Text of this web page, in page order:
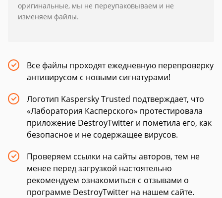
оригинальные, мы не переупаковываем и не
изменяем файлы.
Все файлы проходят ежедневную перепроверку
антивирусом с новыми сигнатурами!
Логотип Kaspersky Trusted подтверждает, что
«Лаборатория Касперского» протестировала
приложение DestroyTwitter и пометила его, как
безопасное и не содержащее вирусов.
Проверяем ссылки на сайты авторов, тем не
менее перед загрузкой настоятельно
рекомендуем ознакомиться с отзывами о
программе DestroyTwitter на нашем сайте.